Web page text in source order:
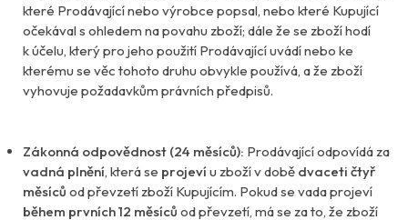
které Prodávající nebo výrobce popsal, nebo které Kupující
očekával s ohledem na povahu zboží; dále že se zboží hodí
k účelu, který pro jeho použití Prodávající uvádí nebo ke
kterému se věc tohoto druhu obvykle používá, a že zboží
vyhovuje požadavkům právních předpisů.
Zákonná odpovědnost (24 měsíců): Prodávající odpovídá za
vadná plnění, která se projevíu zboží v době dvaceti čtyř
měsíců od převzetí zboží Kupujícím. Pokud se vada projeví
během prvních 12 měsíců od převzetí, má se za to, že zboží